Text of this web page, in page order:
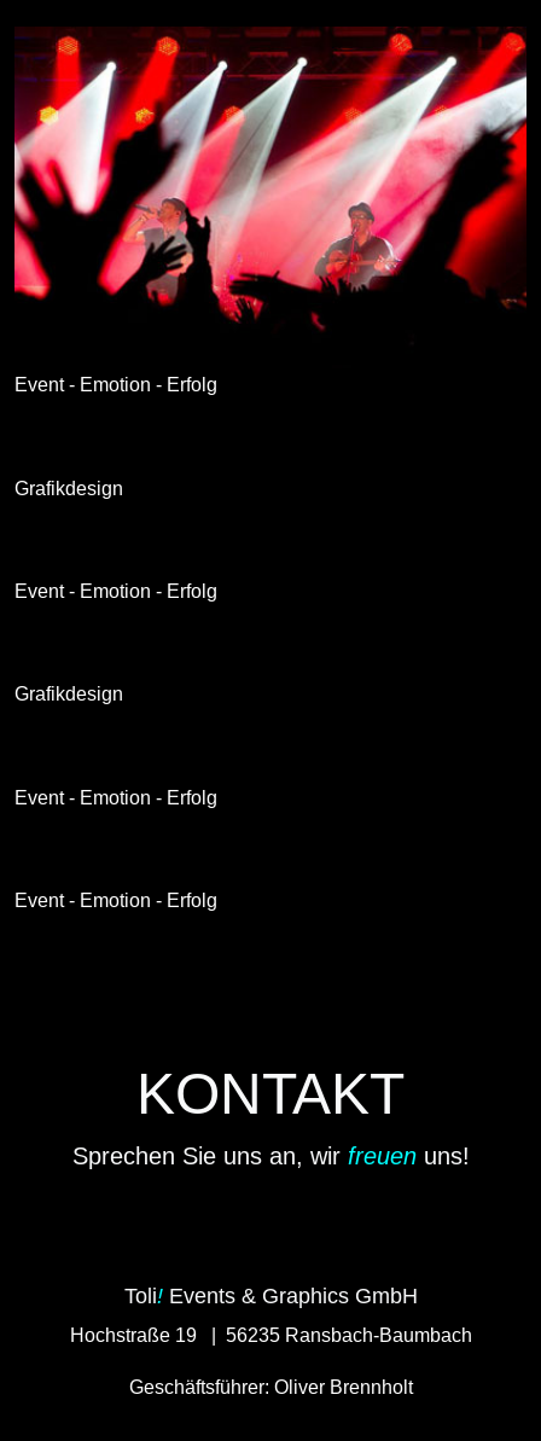
Event - Emotion - Erfolg
Grafikdesign
Event - Emotion - Erfolg
Grafikdesign
Event - Emotion - Erfolg
Event - Emotion - Erfolg
KONTAKT
Sprechen Sie uns an, wir freuenuns!
Toli!Events & Graphics GmbH
Hochstraße 19 | 56235 Ransbach-Baumbach
Geschäftsführer: Oliver Brennholt